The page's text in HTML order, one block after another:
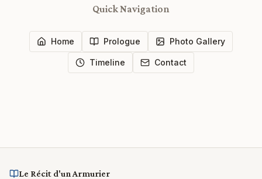
Quick Navigation
Home Prologue Photo Gallery
Timeline Contact
Le Récit d'un Armurier